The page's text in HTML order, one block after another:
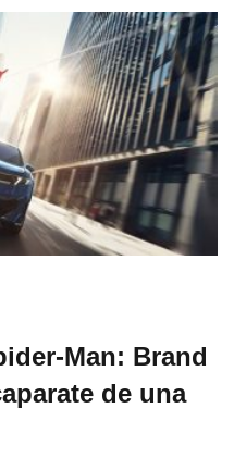
Man: Brand
de una